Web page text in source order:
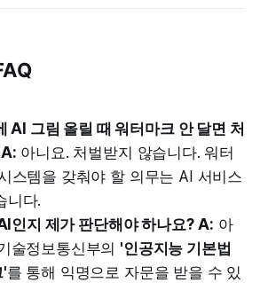
AI 그림 올릴 때 워터마크 안 달면 처
A: 아니요. 처벌받지 않습니다. 워터
스템을 갖춰야 할 의무는 AI 서비스
니다.
인지 제가 판단해야 하나요? A: 아
술정보통신부의 '인공지능 기본법
'를 통해 익명으로 자문을 받을 수 있